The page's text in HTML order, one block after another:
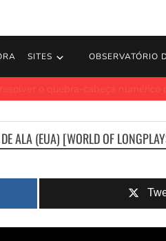
SITES OBSERVATÓRIO
ALA (EUA) [WORLD OF